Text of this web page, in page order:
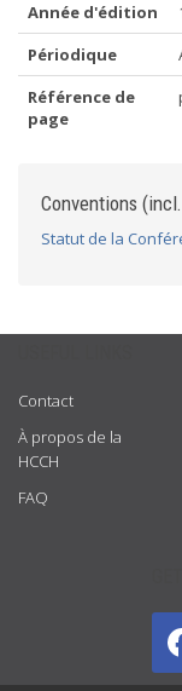
Année d'édition
Périodique
Référence de
page
Conventions
Statut de la
Contact
À propos de la
HCCH
FAQ